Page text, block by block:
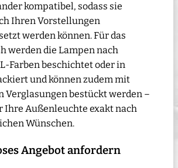
kompatibel, sodass sie
Ihren Vorstellungen
werden können. Für das
werden die Lampen nach
Farben beschichtet oder in
und können zudem mit
Verglasungen bestückt werden –
Ihre Außenleuchte exakt nach
Wünschen.
Angebot anfordern